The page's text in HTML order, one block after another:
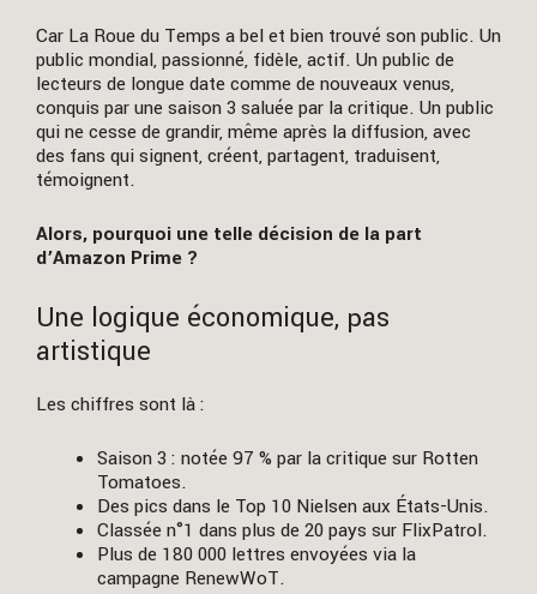
Car La Roue du Temps a bel et bien trouvé son public. Un
public mondial, passionné, fidèle, actif. Un public de
lecteurs de longue date comme de nouveaux venus,
conquis par une saison 3 saluée par la critique. Un public
qui ne cesse de grandir, même après la diffusion, avec
des fans qui signent, créent, partagent, traduisent,
témoignent.
Alors, pourquoi une telle décision de la part
d’Amazon Prime ?
Une logique économique, pas
artistique
Les chiffres sont là :
Saison 3 : notée 97 % par la critique sur Rotten
Tomatoes.
Des pics dans le Top 10 Nielsen aux États-Unis.
Classée n°1 dans plus de 20 pays sur FlixPatrol.
Plus de 180 000 lettres envoyées via la
campagne RenewWoT.